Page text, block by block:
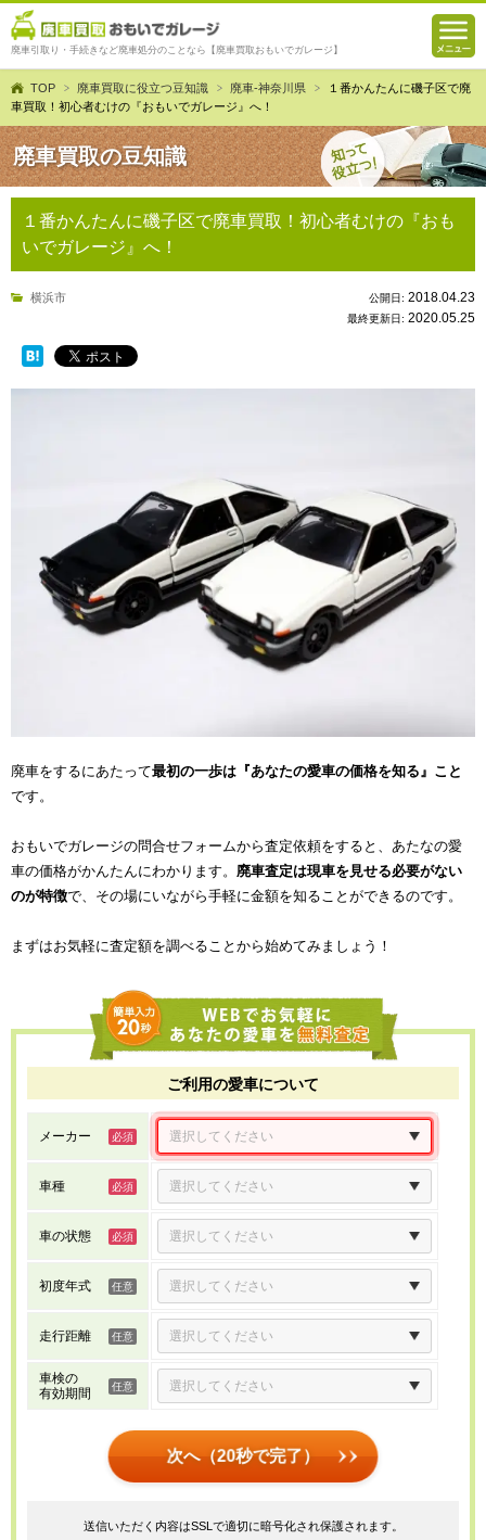
廃車引取り・手続きなど廃車処分のことなら【廃車買取おもいでガレージ】
TOP 廃車買取に役立つ豆知識 廃車-神奈川県
１番かんたんに磯子区で廃
車買取！初心者むけの『おもいでガレージ』へ！
廃車買取の豆知識
１番かんたんに磯子区で廃車買取！初心者むけの『おも
いでガレージ』へ！
横浜市 公開日: 2018.04.23
最終更新日: 2020.05.25
廃車をするにあたって最初の一歩は『あなたの愛車の価格を知る』こと
です。
おもいでガレージの問合せフォームから査定依頼をすると、あたなの愛
車の価格がかんたんにわかります。 廃車査定は現車を見せる必要がない
のが特徴で、その場にいながら手軽に金額を知ることができるのです。
まずはお気軽に査定額を調べることから始めてみましょう！
ご利用の愛車について
メーカー
車種
車の状態
初度年式
走行距離
車検の
有効期間
次へ（20秒で完了）
送信いただく内容はSSLで適切に暗号化され保護されます。